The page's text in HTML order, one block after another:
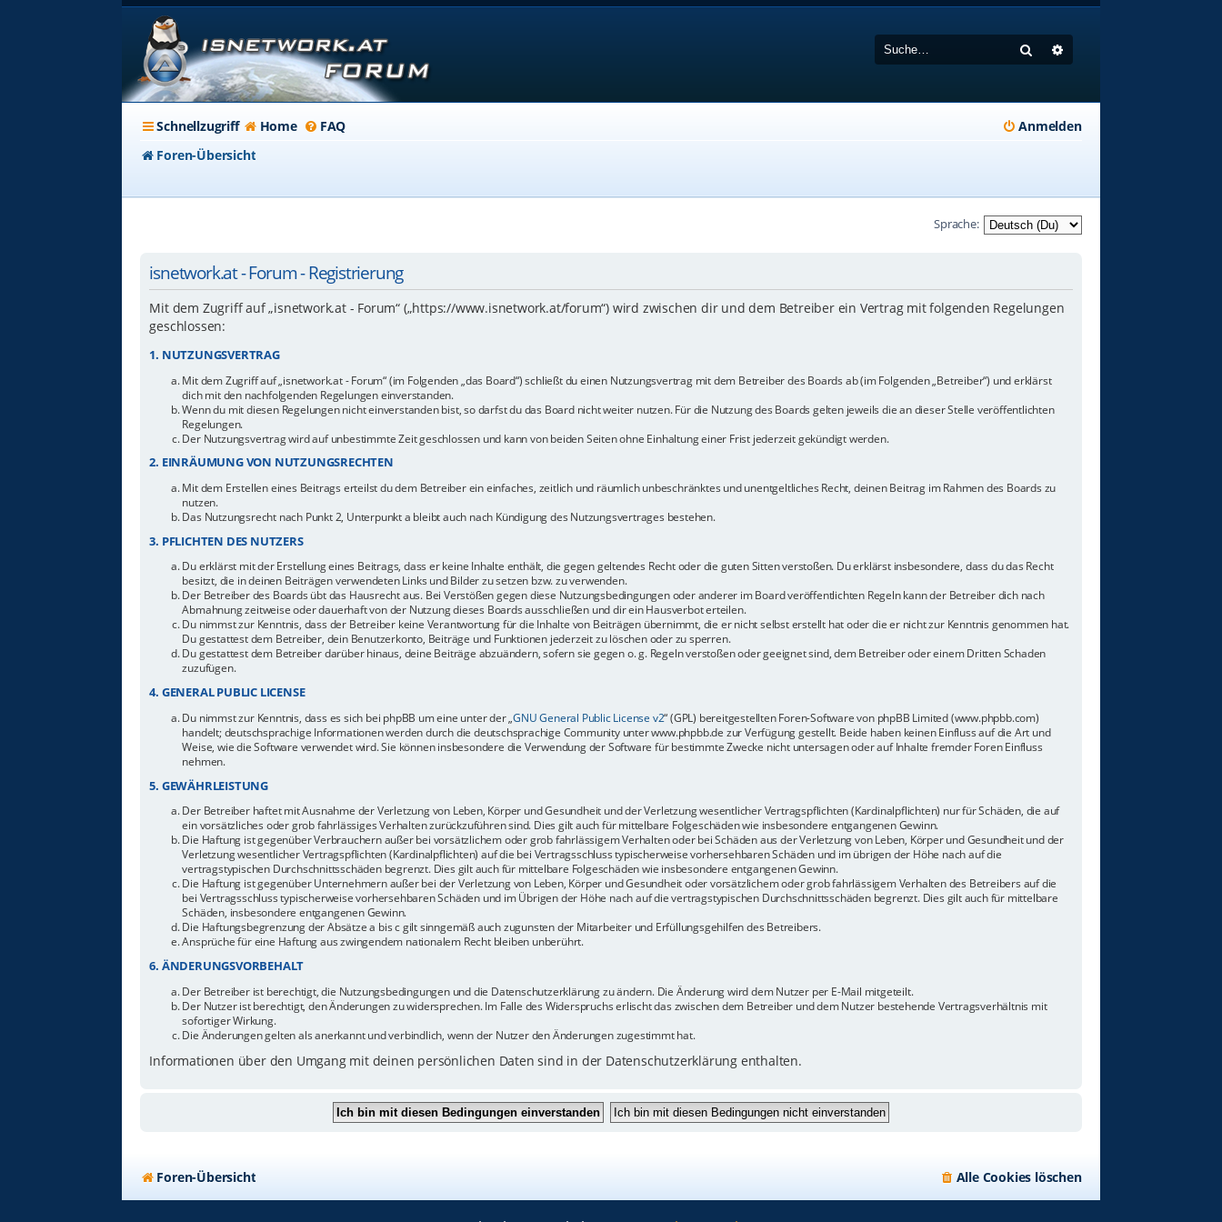
Suche
Schnellzugriff Home FAQ
Anmelden
Foren-Übersicht
Sprache:
isnetwork.at - Forum - Registrierung
Mit dem Zugriff auf „isnetwork.at - Forum“ („https://www.isnetwork.at/forum“) wird zwischen dir und dem Betreiber ein Vertrag mit folgenden Regelungen
geschlossen:
1. NUTZUNGSVERTRAG
Mit dem Zugriff auf „isnetwork.at - Forum“ (im Folgenden „das Board“) schließt du einen Nutzungsvertrag mit dem Betreiber des Boards ab (im Folgenden „Betreiber“) und erklärst
dich mit den nachfolgenden Regelungen einverstanden.
Wenn du mit diesen Regelungen nicht einverstanden bist, so darfst du das Board nicht weiter nutzen. Für die Nutzung des Boards gelten jeweils die an dieser Stelle veröffentlichten
Regelungen.
Der Nutzungsvertrag wird auf unbestimmte Zeit geschlossen und kann von beiden Seiten ohne Einhaltung einer Frist jederzeit gekündigt werden.
2. EINRÄUMUNG VON NUTZUNGSRECHTEN
Mit dem Erstellen eines Beitrags erteilst du dem Betreiber ein einfaches, zeitlich und räumlich unbeschränktes und unentgeltliches Recht, deinen Beitrag im Rahmen des Boards zu
nutzen.
Das Nutzungsrecht nach Punkt 2, Unterpunkt a bleibt auch nach Kündigung des Nutzungsvertrages bestehen.
3. PFLICHTEN DES NUTZERS
Du erklärst mit der Erstellung eines Beitrags, dass er keine Inhalte enthält, die gegen geltendes Recht oder die guten Sitten verstoßen. Du erklärst insbesondere, dass du das Recht
besitzt, die in deinen Beiträgen verwendeten Links und Bilder zu setzen bzw. zu verwenden.
Der Betreiber des Boards übt das Hausrecht aus. Bei Verstößen gegen diese Nutzungsbedingungen oder anderer im Board veröffentlichten Regeln kann der Betreiber dich nach
Abmahnung zeitweise oder dauerhaft von der Nutzung dieses Boards ausschließen und dir ein Hausverbot erteilen.
Du nimmst zur Kenntnis, dass der Betreiber keine Verantwortung für die Inhalte von Beiträgen übernimmt, die er nicht selbst erstellt hat oder die er nicht zur Kenntnis genommen hat.
Du gestattest dem Betreiber, dein Benutzerkonto, Beiträge und Funktionen jederzeit zu löschen oder zu sperren.
Du gestattest dem Betreiber darüber hinaus, deine Beiträge abzuändern, sofern sie gegen o. g. Regeln verstoßen oder geeignet sind, dem Betreiber oder einem Dritten Schaden
zuzufügen.
4. GENERAL PUBLIC LICENSE
Du nimmst zur Kenntnis, dass es sich bei phpBB um eine unter der „GNU General Public License v2“ (GPL) bereitgestellten Foren-Software von phpBB Limited (www.phpbb.com)
handelt; deutschsprachige Informationen werden durch die deutschsprachige Community unter www.phpbb.de zur Verfügung gestellt. Beide haben keinen Einfluss auf die Art und
Weise, wie die Software verwendet wird. Sie können insbesondere die Verwendung der Software für bestimmte Zwecke nicht untersagen oder auf Inhalte fremder Foren Einfluss
nehmen.
5. GEWÄHRLEISTUNG
Der Betreiber haftet mit Ausnahme der Verletzung von Leben, Körper und Gesundheit und der Verletzung wesentlicher Vertragspflichten (Kardinalpflichten) nur für Schäden, die auf
ein vorsätzliches oder grob fahrlässiges Verhalten zurückzuführen sind. Dies gilt auch für mittelbare Folgeschäden wie insbesondere entgangenen Gewinn.
Die Haftung ist gegenüber Verbrauchern außer bei vorsätzlichem oder grob fahrlässigem Verhalten oder bei Schäden aus der Verletzung von Leben, Körper und Gesundheit und der
Verletzung wesentlicher Vertragspflichten (Kardinalpflichten) auf die bei Vertragsschluss typischerweise vorhersehbaren Schäden und im übrigen der Höhe nach auf die
vertragstypischen Durchschnittsschäden begrenzt. Dies gilt auch für mittelbare Folgeschäden wie insbesondere entgangenen Gewinn.
Die Haftung ist gegenüber Unternehmern außer bei der Verletzung von Leben, Körper und Gesundheit oder vorsätzlichem oder grob fahrlässigem Verhalten des Betreibers auf die
bei Vertragsschluss typischerweise vorhersehbaren Schäden und im Übrigen der Höhe nach auf die vertragstypischen Durchschnittsschäden begrenzt. Dies gilt auch für mittelbare
Schäden, insbesondere entgangenen Gewinn.
Die Haftungsbegrenzung der Absätze a bis c gilt sinngemäß auch zugunsten der Mitarbeiter und Erfüllungsgehilfen des Betreibers.
Ansprüche für eine Haftung aus zwingendem nationalem Recht bleiben unberührt.
6. ÄNDERUNGSVORBEHALT
Der Betreiber ist berechtigt, die Nutzungsbedingungen und die Datenschutzerklärung zu ändern. Die Änderung wird dem Nutzer per E-Mail mitgeteilt.
Der Nutzer ist berechtigt, den Änderungen zu widersprechen. Im Falle des Widerspruchs erlischt das zwischen dem Betreiber und dem Nutzer bestehende Vertragsverhältnis mit
sofortiger Wirkung.
Die Änderungen gelten als anerkannt und verbindlich, wenn der Nutzer den Änderungen zugestimmt hat.
Informationen über den Umgang mit deinen persönlichen Daten sind in der Datenschutzerklärung enthalten.
Foren-Übersicht Alle Cookies löschen